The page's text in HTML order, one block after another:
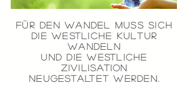
Für DEN WANDEL MUSS SICH
die westliche Kultur
WANDELN
und die WESTLICHE
Zivilisation
NEUGESTALTETWERDEN.